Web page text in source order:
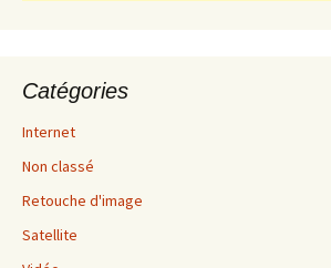
Catégories
Internet
Non classé
Retouche d'image
Satellite